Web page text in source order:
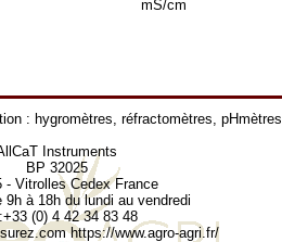
mS/cm
: hygromètres, réfractomètres, pHmètres
Instruments
BP 32025
- Vitrolles Cedex France
9h à 18h du lundi au vendredi
(0) 4 42 34 83 48
https://www.agro-agri.fr/